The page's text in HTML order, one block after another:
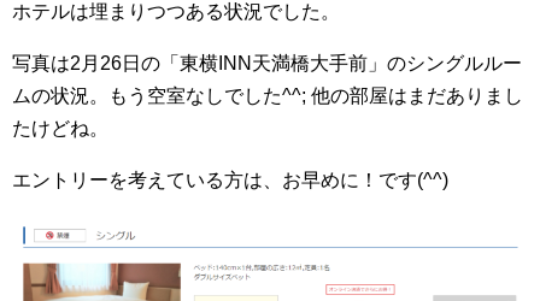
ホテルは埋まりつつある状況でした。
写真は2月26日の「東横INN天満橋大手前」のシングルルー
ムの状況。もう空室なしでした^^; 他の部屋はまだありまし
たけどね。
エントリーを考えている方は、お早めに！です(^^)